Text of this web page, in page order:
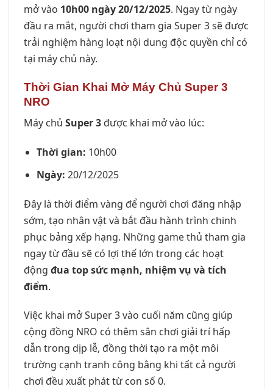
mở vào 10h00 ngày 20/12/2025. Ngay từ ngày
đầu ra mắt, người chơi tham gia Super 3 sẽ được
trải nghiệm hàng loạt nội dung độc quyền chỉ có
tại máy chủ này.
Thời Gian Khai Mở Máy Chủ Super 3
NRO
Máy chủ Super 3 được khai mở vào lúc:
Thời gian: 10h00
Ngày: 20/12/2025
Đây là thời điểm vàng để người chơi đăng nhập
sớm, tạo nhân vật và bắt đầu hành trình chinh
phục bảng xếp hạng. Những game thủ tham gia
ngay từ đầu sẽ có lợi thế lớn trong các hoạt
động đua top sức mạnh, nhiệm vụ và tích
điểm.
Việc khai mở Super 3 vào cuối năm cũng giúp
cộng đồng NRO có thêm sân chơi giải trí hấp
dẫn trong dịp lễ, đồng thời tạo ra một môi
trường cạnh tranh công bằng khi tất cả người
chơi đều xuất phát từ con số 0.